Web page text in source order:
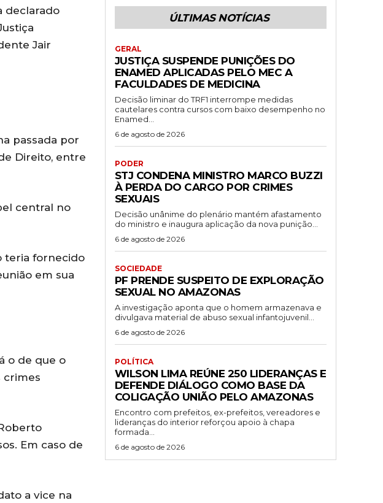
declarado
Jair
passada por
Direito, entre
central no
teria fornecido
em sua
o de que o
crimes
Em caso de
a vice na
ÚLTIMAS NOTÍCIAS
GERAL
JUSTIÇA SUSPENDE PUNIÇÕES DO
ENAMED APLICADAS PELO MEC A
FACULDADES DE MEDICINA
Decisão liminar do TRF1 interrompe medidas
cautelares contra cursos com baixo desempenho no
Enamed...
6 de agosto de 2026
PODER
STJ CONDENA MINISTRO MARCO BUZZI
À PERDA DO CARGO POR CRIMES
SEXUAIS
Decisão unânime do plenário mantém afastamento
do ministro e inaugura aplicação da nova punição...
6 de agosto de 2026
SOCIEDADE
PF PRENDE SUSPEITO DE EXPLORAÇÃO
SEXUAL NO AMAZONAS
A investigação aponta que o homem armazenava e
divulgava material de abuso sexual infantojuvenil...
6 de agosto de 2026
POLÍTICA
WILSON LIMA REÚNE 250 LIDERANÇAS E
DEFENDE DIÁLOGO COMO BASE DA
COLIGAÇÃO UNIÃO PELO AMAZONAS
Encontro com prefeitos, ex-prefeitos, vereadores e
lideranças do interior reforçou apoio à chapa
formada...
6 de agosto de 2026